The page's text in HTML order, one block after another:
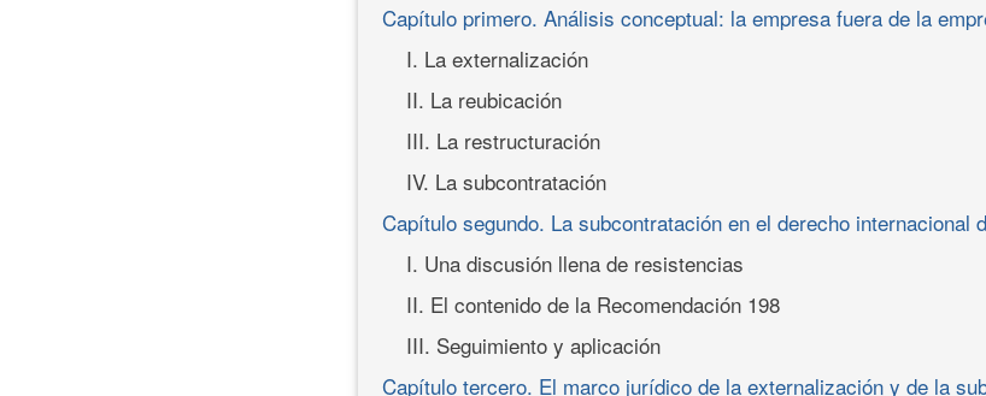
Capítulo primero. Análisis conceptual: la empresa fuera de la
I. La externalización
II. La reubicación
III. La restructuración
IV. La subcontratación
Capítulo segundo. La subcontratación en el derecho internacional
I. Una discusión llena de resistencias
II. El contenido de la Recomendación 198
III. Seguimiento y aplicación
Capítulo tercero. El marco jurídico de la externalización y de la